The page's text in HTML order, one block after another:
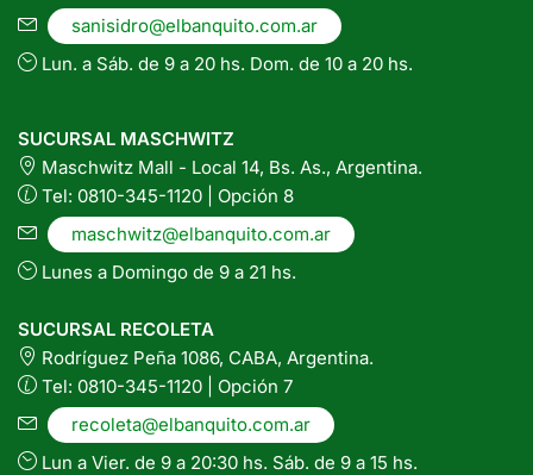
sanisidro@elbanquito.com.ar
Lun. a Sáb. de 9 a 20 hs. Dom. de 10 a 20 hs.
SUCURSAL MASCHWITZ
Maschwitz Mall - Local 14, Bs. As., Argentina.
Tel: 0810-345-1120 | Opción 8
maschwitz@elbanquito.com.ar
Lunes a Domingo de 9 a 21 hs.
SUCURSAL RECOLETA
Rodríguez Peña 1086, CABA, Argentina.
Tel: 0810-345-1120 | Opción 7
recoleta@elbanquito.com.ar
Lun a Vier. de 9 a 20:30 hs. Sáb. de 9 a 15 hs.